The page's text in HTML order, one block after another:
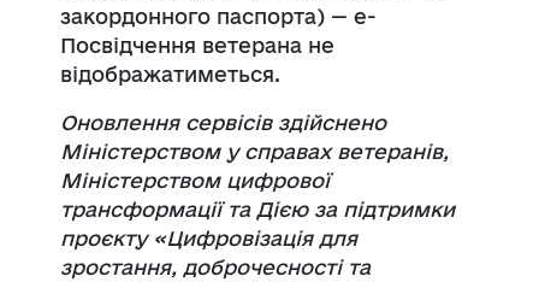
закордонного паспорта) — e-
Посвідчення ветерана не
відображатиметься.
Оновлення сервісів здійснено
Міністерством у справах ветеранів,
Міністерством цифрової
трансформації та Дією за підтримки
проєкту «Цифровізація для
зростання, доброчесності та